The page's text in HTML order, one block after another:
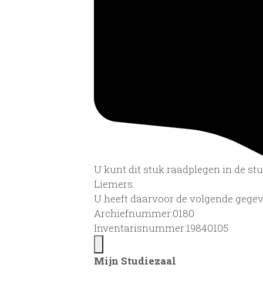
U kunt dit stuk raadplegen in de
Liemers.
U heeft daarvoor de volgende
Archiefnummer:0180
Inventarisnummer:19840105
Mijn Studiezaal